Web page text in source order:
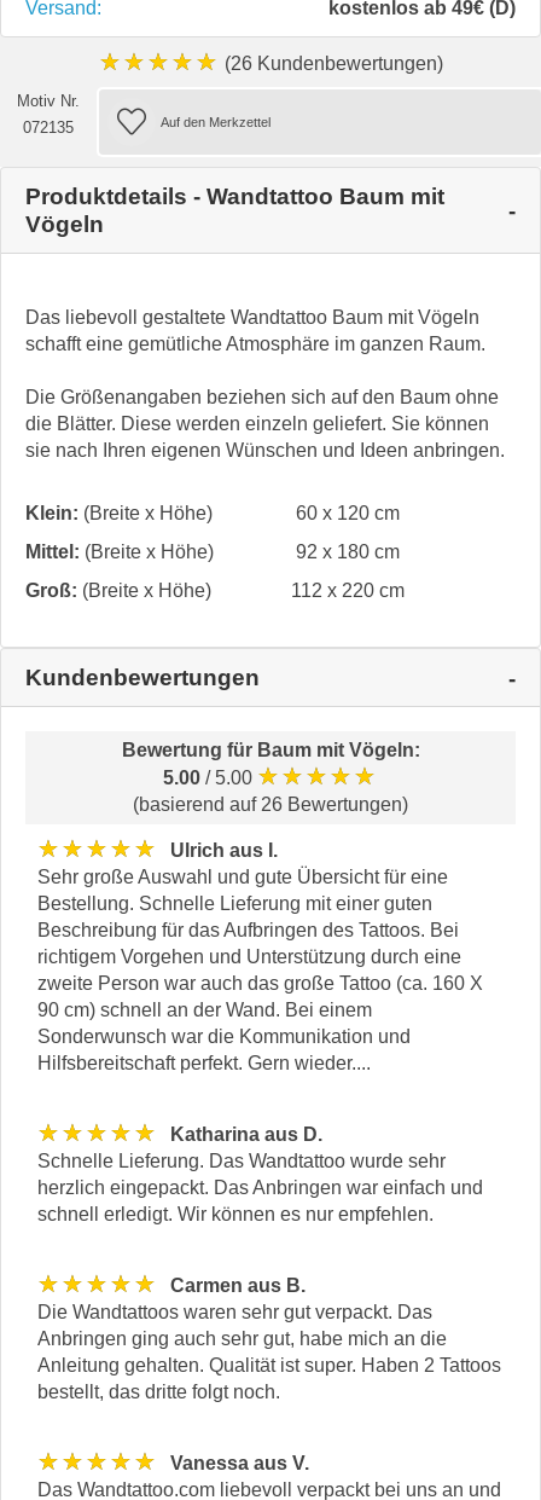
Versand:
kostenlos ab 49€ (D)
★★★★★ (26 Kundenbewertungen)
Motiv Nr.
072135
Produktdetails - Wandtattoo Baum mit
Vögeln
Das liebevoll gestaltete Wandtattoo Baum mit Vögeln
schafft eine gemütliche Atmosphäre im ganzen Raum.
Die Größenangaben beziehen sich auf den Baum ohne
die Blätter. Diese werden einzeln geliefert. Sie können
sie nach Ihren eigenen Wünschen und Ideen anbringen.
Klein: (Breite x Höhe)
60 x 120 cm
Mittel: (Breite x Höhe)
92 x 180 cm
Groß: (Breite x Höhe) 112 x 220 cm
Kundenbewertungen
Bewertung für Baum mit Vögeln:
5.00 / 5.00 ★★★★★
(basierend auf 26 Bewertungen)
★★★★★
Ulrich aus I.
Sehr große Auswahl und gute Übersicht für eine
Bestellung. Schnelle Lieferung mit einer guten
Beschreibung für das Aufbringen des Tattoos. Bei
richtigem Vorgehen und Unterstützung durch eine
zweite Person war auch das große Tattoo (ca. 160 X
90 cm) schnell an der Wand. Bei einem
Sonderwunsch war die Kommunikation und
Hilfsbereitschaft perfekt. Gern wieder....
★★★★★
Katharina aus D.
Schnelle Lieferung. Das Wandtattoo wurde sehr
herzlich eingepackt. Das Anbringen war einfach und
schnell erledigt. Wir können es nur empfehlen.
★★★★★
Carmen aus B.
Die Wandtattoos waren sehr gut verpackt. Das
Anbringen ging auch sehr gut, habe mich an die
Anleitung gehalten. Qualität ist super. Haben 2 Tattoos
bestellt, das dritte folgt noch.
★★★★★
Vanessa aus V.
Das Wandtattoo.com liebevoll verpackt bei uns an und